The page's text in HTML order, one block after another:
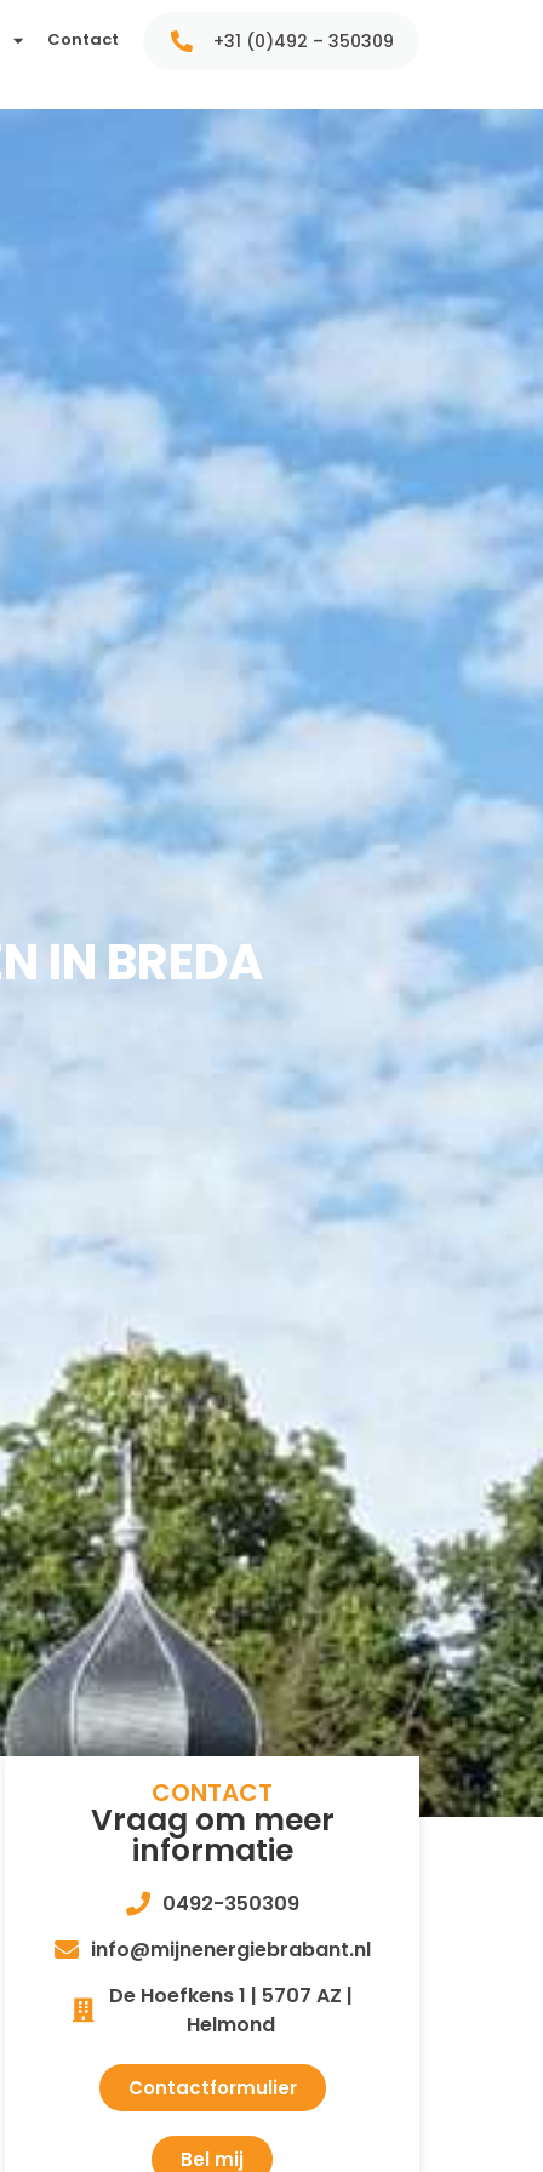
Contact +31 (0)492 – 350309
IN BREDA
CONTACT
Vraag om meer
informatie
0492-350309
info@mijnenergiebrabant.nl
De Hoefkens 1 | 5707 AZ |
Helmond
Contactformulier
Bel mij